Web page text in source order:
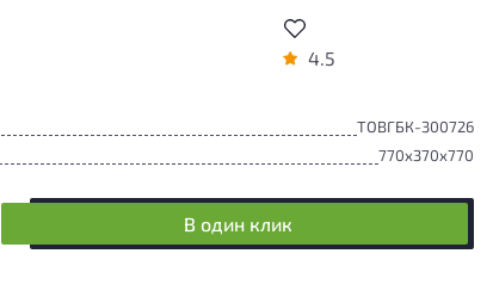
4.5
ТОВГБК-300726
770x370x770
В один клик